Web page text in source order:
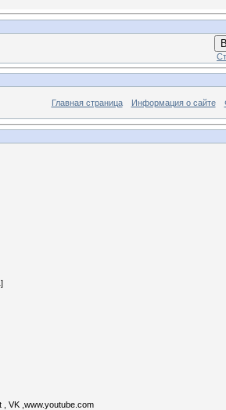
Главная страница Информация о сайте
VK ,www.youtube.com